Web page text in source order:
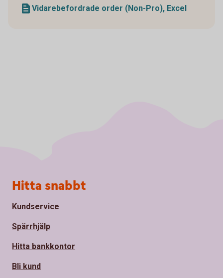
Vidarebefordrade order (Non-Pro), Excel
Sidfot
Hitta snabbt
Kundservice
Spärrhjälp
Hitta bankkontor
Bli kund